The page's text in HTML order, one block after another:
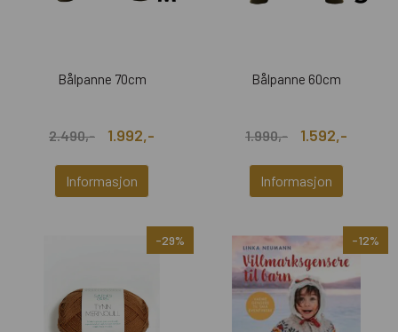
Bålpanne 70cm
2.490,- 1.992,-
Informasjon
Bålpanne 60cm
1.990,- 1.592,-
Informasjon
-29% -12%